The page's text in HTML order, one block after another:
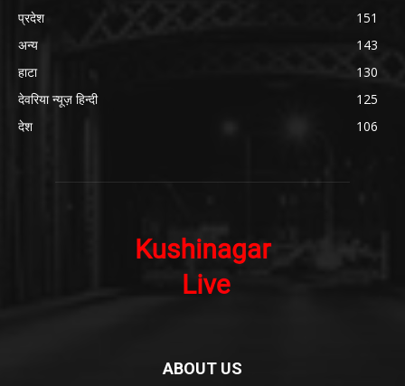
प्रदेश
151
अन्य
143
हाटा
130
देवरिया न्यूज़ हिन्दी
125
देश
106
ABOUT US